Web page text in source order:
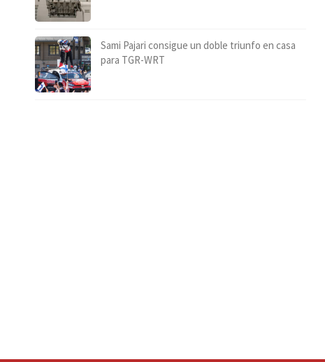
Sami Pajari consigue un doble triunfo en casa
para TGR-WRT